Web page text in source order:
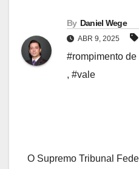
By Daniel Wege
ABR 9, 2025
#rompimento de
, #vale
O Supremo Tribunal